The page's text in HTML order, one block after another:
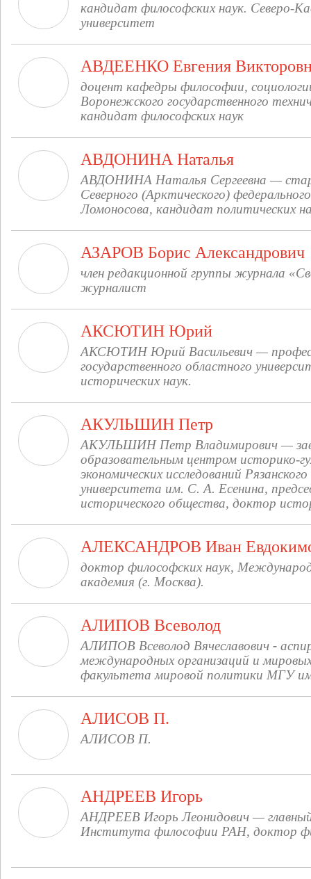
кандидат философских наук. Северо-
университет
АВДЕЕНКО Евгения
доцент кафедры философии,
Воронежского государственного
кандидат философских наук
АВДОНИНА Наталья
АВДОНИНА Наталья Сергеевна —
Северного (Арктического)
Ломоносова, кандидат политических
АЗАРОВ Борис Александрович
член редакционной группы журнала
журналист
АКСЮТИН Юрий
АКСЮТИН Юрий Васильевич —
государственного областного
исторических наук.
АКУЛЬШИН Петр
АКУЛЬШИН Петр Владимирович —
образовательным центром историко-
экономических исследований
университета им. С. А. Есени­на,
исторического общества, доктор
АЛЕКСАНДРОВ Иван
доктор философских наук,
академия (г. Москва).
АЛИПОВ Всеволод
АЛИПОВ Всеволод Вячеславович -
международных организаций и
факультета мировой политики МГУ
АЛИСОВ П.
АЛИСОВ П.
АНДРЕЕВ Игорь
АНДРЕЕВ Игорь Леонидович —
Института философии РАН, доктор